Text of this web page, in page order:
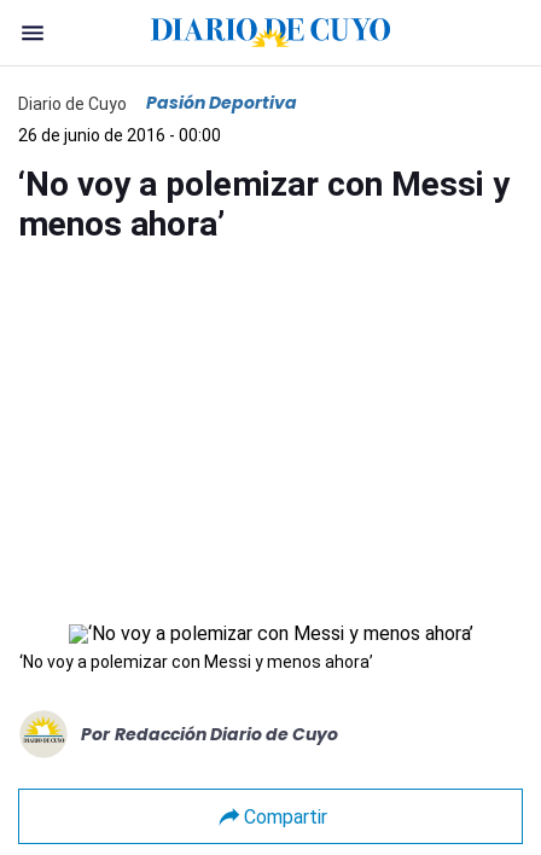
Diario de Cuyo Pasión Deportiva
26 de junio de 2016 - 00:00
‘No voy a polemizar con Messi y
menos ahora’
‘No voy a polemizar con Messi y menos ahora’
Por Redacción Diario de Cuyo
Compartir